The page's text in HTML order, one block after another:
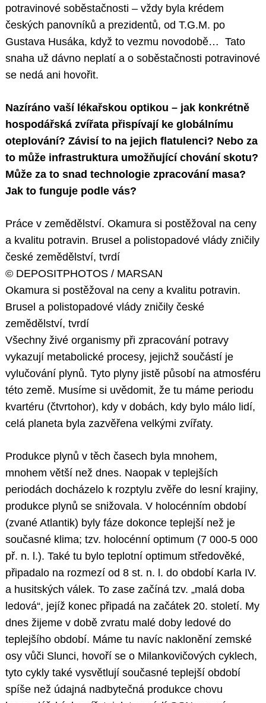
potravinové soběstačnosti – vždy byla krédem
českých panovníků a prezidentů, od T.G.M. po
Gustava Husáka, když to vezmu novodobě… Tato
snaha už dávno neplatí a o soběstačnosti potravinové
se nedá ani hovořit.
Nazíráno vaší lékařskou optikou – jak konkrétně
hospodářská zvířata přispívají ke globálnímu
oteplování? Závisí to na jejich flatulenci? Nebo za
to může infrastruktura umožňující chování skotu?
Může za to snad technologie zpracování masa?
Jak to funguje podle vás?
Práce v zemědělství. Okamura si postěžoval na ceny
a kvalitu potravin. Brusel a polistopadové vlády zničily
české zemědělství, tvrdí
© DEPOSITPHOTOS / MARSAN
Okamura si postěžoval na ceny a kvalitu potravin.
Brusel a polistopadové vlády zničily české
zemědělství, tvrdí
Všechny živé organismy při zpracování potravy
vykazují metabolické procesy, jejichž součástí je
vylučování plynů. Tyto plyny jistě působí na atmosféru
této země. Musíme si uvědomit, že tu máme periodu
kvartéru (čtvrtohor), kdy v dobách, kdy bylo málo lidí,
celá planeta byla zazvěřena velkými zvířaty.
Produkce plynů v těch časech byla mnohem,
mnohem větší než dnes. Naopak v teplejších
periodách docházelo k rozptylu zvěře do lesní krajiny,
produkce plynů se snižovala. V holocénním období
(zvané Atlantik) byly fáze dokonce teplejší než je
současné klima; tzv. holocénní optimum (7 000-5 000
př. n. l.). Také tu bylo teplotní optimum středověké,
připadalo na rozmezí od 8 st. n. l. do období Karla IV.
a husitských válek. To zase začíná tzv. „malá doba
ledová“, jejíž konec připadá na začátek 20. století. My
dnes žijeme v době zvratu malé doby ledové do
teplejšího období. Máme tu navíc naklonění zemské
osy vůči Slunci, hovoří se o Milankovičových cyklech,
tyto cykly také vysvětlují současné teplejší období
spíše než údajná nadbytečná produkce chovu